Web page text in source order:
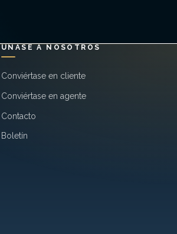
ÚNASE A NOSOTROS
Conviértase en cliente
Conviértase en agente
Contacto
Boletín